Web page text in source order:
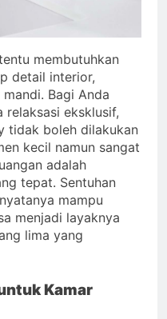
membutuhkan
detail interior,
Bagi Anda
relaksasi eksklusif,
tidak boleh dilakukan
kecil namun sangat
adalah
tepat. Sentuhan
mampu
menjadi layaknya
lima yang
Kamar